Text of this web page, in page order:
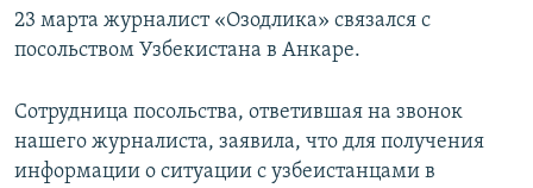
23 марта журналист «Озодлика» связался с
посольством Узбекистана в Анкаре.
Сотрудница посольства, ответившая на звонок
нашего журналиста, заявила, что для получения
информации о ситуации с узбеистанцами в